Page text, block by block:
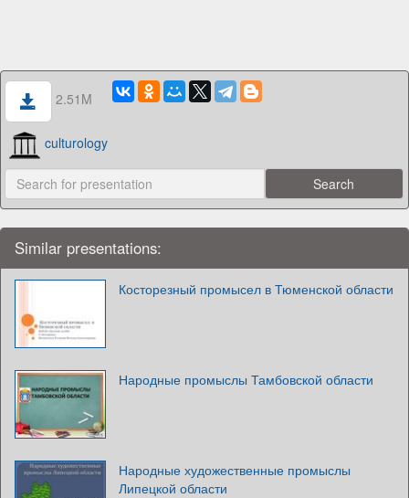
2.51M
culturology
Similar presentations:
Косторезный промысел в Тюменской области
Народные промыслы Тамбовской области
Народные художественные промыслы
Липецкой области